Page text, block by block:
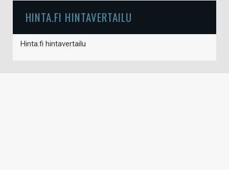
HINTA.FI HINTAVERTAILU
Hinta.fi hintavertailu